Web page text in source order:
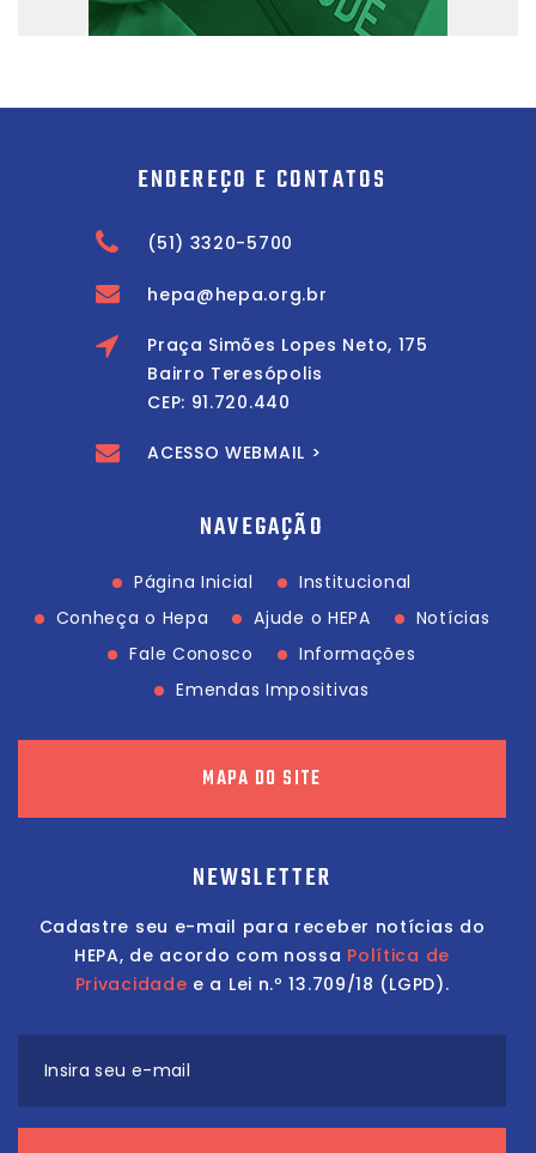
ENDEREÇO E CONTATOS
(51) 3320-5700
hepa@hepa.org.br
Praça Simões Lopes Neto, 175
Bairro Teresópolis
CEP: 91.720.440
ACESSO WEBMAIL >
NAVEGAÇÃO
Página Inicial
Institucional
Conheça o Hepa
Ajude o HEPA
Notícias
Fale Conosco
Informações
Emendas Impositivas
MAPA DO SITE
NEWSLETTER
Cadastre seu e-mail para receber notícias do
HEPA, de acordo com nossa Política de
Privacidade e a Lei n.º 13.709/18 (LGPD).
Insira seu e-mail